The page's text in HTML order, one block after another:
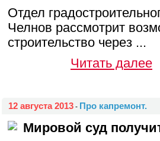
Отдел
Челнов рассмотрит
строительство через ...
Читать далее
12 августа 2013 - Про капремонт.
Мировой суд